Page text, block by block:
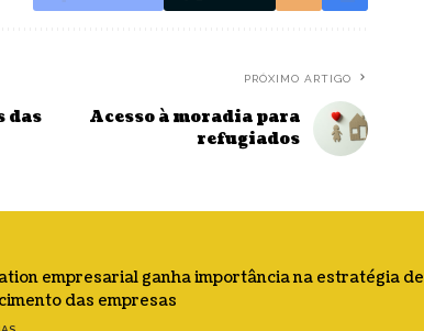
das
PRÓXIMO ARTIGO
Acesso à moradia para
refugiados
empresarial ganha importância na estratégia de
das empresas